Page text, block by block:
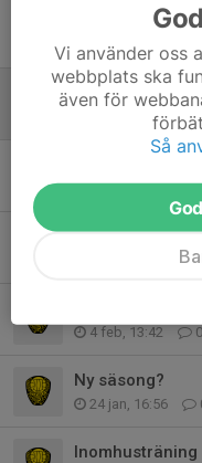
Träningsavgift
8 apr, 14:59
Inställd träning
1 apr, 12:13 0
7 mar, 17:57
Föräldramöte
4 feb, 13:42 0
Ny säsong?
24 jan, 16:56
Vi använder oss
webbplats ska
även för
Så